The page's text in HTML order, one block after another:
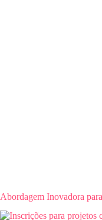
Abordagem Inovadora